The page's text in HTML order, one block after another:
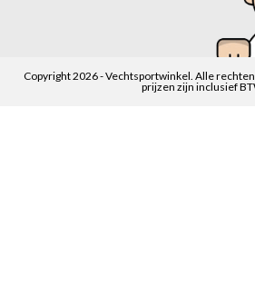
Copyright 2026 - Vechtsportwinkel. Alle
prijzen zijn inclusief